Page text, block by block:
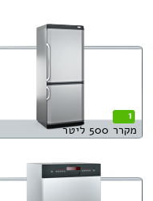
1
מקרר 500 ליטר